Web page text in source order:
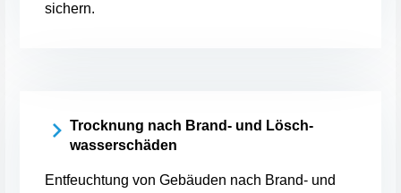
sichern.
Trocknung nach Brand- und Lösch-
wasserschäden
Entfeuchtung von Gebäuden nach Brand- und